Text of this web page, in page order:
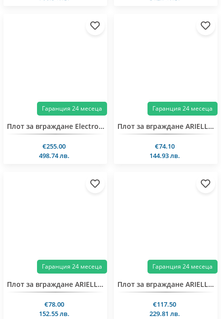
Гаранция 24 месеца
Плот за вграждане Electrolux EHF6232FOK
€255.00
498.74 лв.
Гаранция 24 месеца
Плот за вграждане ARIELLI AE-322S
€74.10
144.93 лв.
Гаранция 24 месеца
Плот за вграждане ARIELLI AE-321FS
€78.00
152.55 лв.
Гаранция 24 месеца
Плот за вграждане ARIELLI ACH-664T
€117.50
229.81 лв.